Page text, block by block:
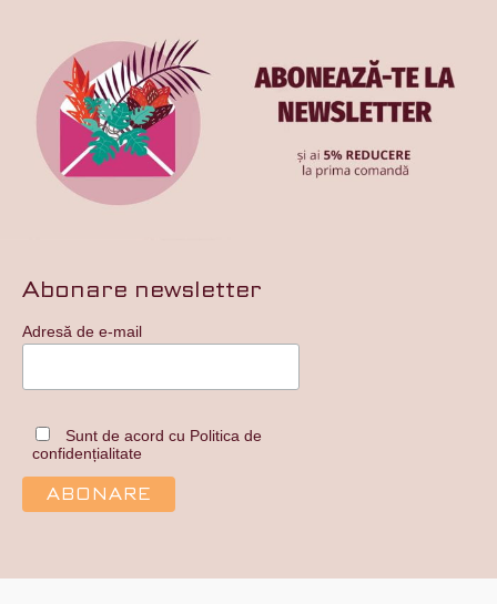
Abonare newsletter
Adresă de e-mail
Sunt de acord cu Politica de
confidențialitate